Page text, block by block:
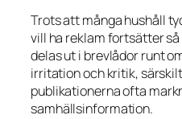
Trots att många hushåll
vill ha reklam fortsätter
delas ut i brevlådor runt
irritation och kritik,
publikationerna ofta
samhällsinformation.